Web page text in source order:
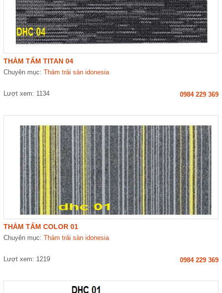
THẢM TẤM TITAN 04
Chuyên mục:Thảm trải sàn idonesia
Lượt xem: 1134 0984 229 369
THẢM TẤM COLOR 01
Chuyên mục:Thảm trải sàn idonesia
Lượt xem: 1219 0984 229 369